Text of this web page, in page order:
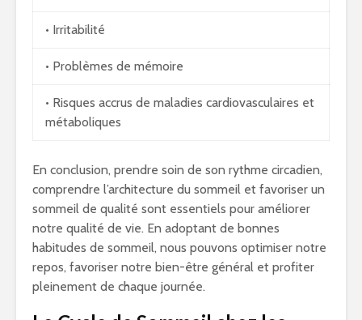
• Irritabilité
• Problèmes de mémoire
• Risques accrus de maladies cardiovasculaires et
métaboliques
En conclusion, prendre soin de son rythme circadien,
comprendre l’architecture du sommeil et favoriser un
sommeil de qualité sont essentiels pour améliorer
notre qualité de vie. En adoptant de bonnes
habitudes de sommeil, nous pouvons optimiser notre
repos, favoriser notre bien-être général et profiter
pleinement de chaque journée.